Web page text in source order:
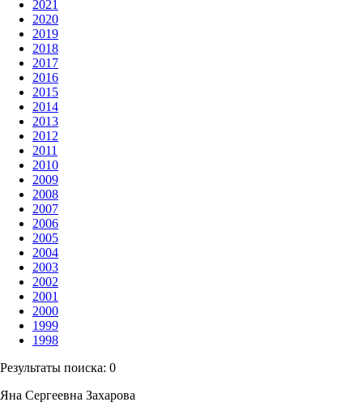
2021
2020
2019
2018
2017
2016
2015
2014
2013
2012
2011
2010
2009
2008
2007
2006
2005
2004
2003
2002
2001
2000
1999
1998
Результаты поиска: 0
Яна Сергеевна Захарова